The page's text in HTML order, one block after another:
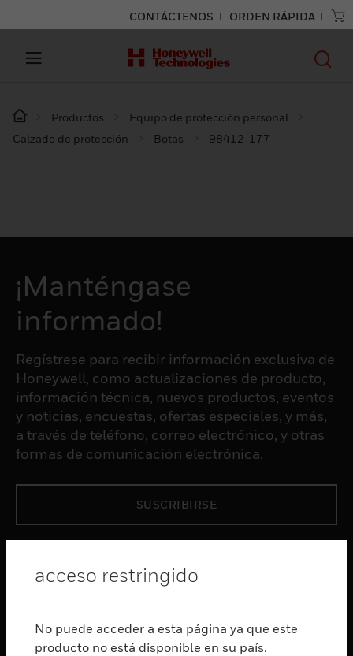
CONTÁCTENOS ORDEN RÁPIDA
Productos
Equipo de protección personal
Calzado de protección
Botas 98412-177
¡Manténgase
informado!
Regístrese para recibir información exclusiva de
Honeywell, como actualizaciones de producto,
información técnica, nuevos productos, eventos
y noticias, encuestas, ofertas especiales, y más,
a través de teléfono, correo electrónico, y otras
formas de comunicación electrónica.
SUSCRIBIRSE
Cambiar vista
Cambiar vista
SERVICIOS
acceso restringido
No puede acceder a esta página ya que este
producto no está disponible en su país.